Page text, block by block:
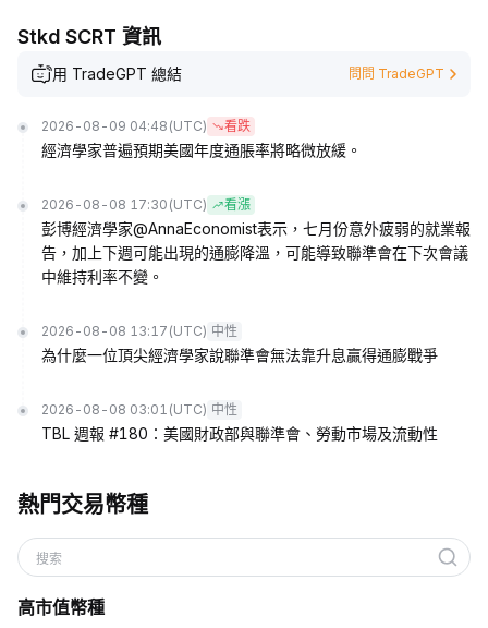
Stkd SCRT 資訊
用 TradeGPT 總結 問問 TradeGPT
2026-08-09 04:48 (UTC) 看跌
經濟學家普遍預期美國年度通脹率將略微放緩。
2026-08-08 17:30 (UTC) 看漲
彭博經濟學家@AnnaEconomist表示，七月份意外疲弱的就業報
告，加上下週可能出現的通膨降溫，可能導致聯準會在下次會議
中維持利率不變。
2026-08-08 13:17 (UTC) 中性
為什麼一位頂尖經濟學家說聯準會無法靠升息贏得通膨戰爭
2026-08-08 03:01 (UTC) 中性
TBL 週報 #180：美國財政部與聯準會、勞動市場及流動性
熱門交易幣種
搜索
高市值幣種